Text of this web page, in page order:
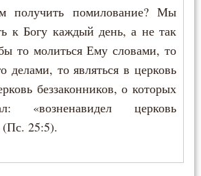
помилование? Мы
к Богу каждый день, а не так
то молиться Ему словами, то
делами, то являться в церковь
беззаконников, о которых
«возненавидел церковь
25:5).